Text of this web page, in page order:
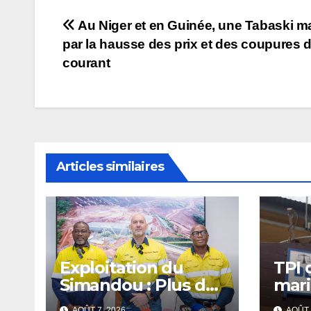
Navigation
de
Au Niger et en Guinée, une Tabaski
par la hausse des prix et des coupures
courant
Articles similaires
Exploitation du
Simandou : Plus de
2 millions de tonnes
TPI
12